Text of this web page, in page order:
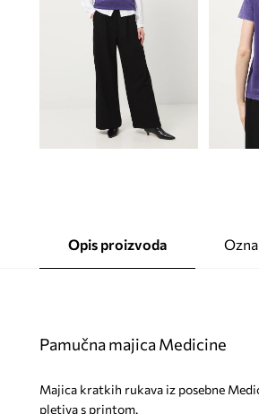
Opis proizvoda
Pamučna majica Medicine
Majica kratkih rukava iz posebne
pletiva s printom.